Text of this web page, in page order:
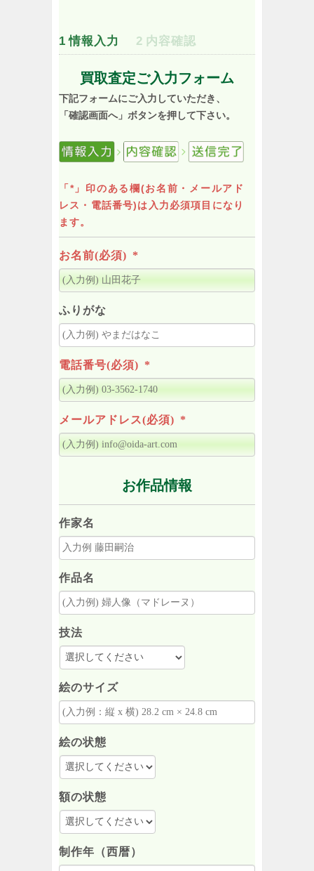
1 情報入力 2 内容確認
買取査定ご入力フォーム
下記フォームにご入力していただき、
「確認画面へ」ボタンを押して下さい。
「*」印のある欄(お名前・メールアド
レス・電話番号)は入力必須項目になり
ます。
お名前(必須) *
ふりがな
電話番号(必須) *
メールアドレス(必須) *
お作品情報
作家名
作品名
技法
絵のサイズ
絵の状態
額の状態
制作年（西暦）